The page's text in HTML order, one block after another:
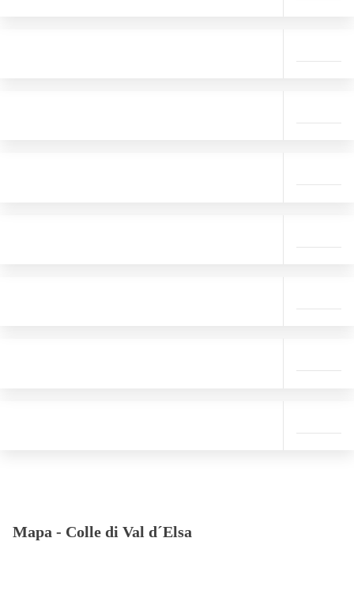
Mapa - Colle di Val d´Elsa